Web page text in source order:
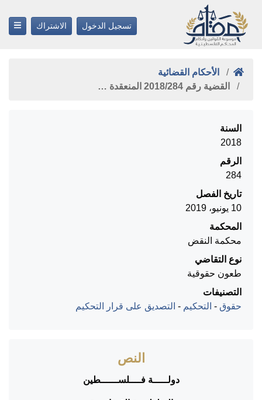
تسجيل الدخول الاشتراك
الأحكام القضائية
القضية رقم ‎284‏/‎2018‏ المنعقدة …
السنة
2018
الرقم
284
تاريخ الفصل
10 يونيو، 2019
المحكمة
محكمة النقض
نوع التقاضي
طعون حقوقية
التصنيفات
حقوق - التحكيم - التصديق على قرار التحكيم
النص
دولـــــة فــــلســــــطين